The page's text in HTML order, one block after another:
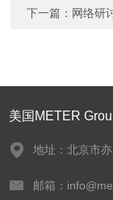
下一篇： 网络研
美国METER
地址：北京市
邮箱：